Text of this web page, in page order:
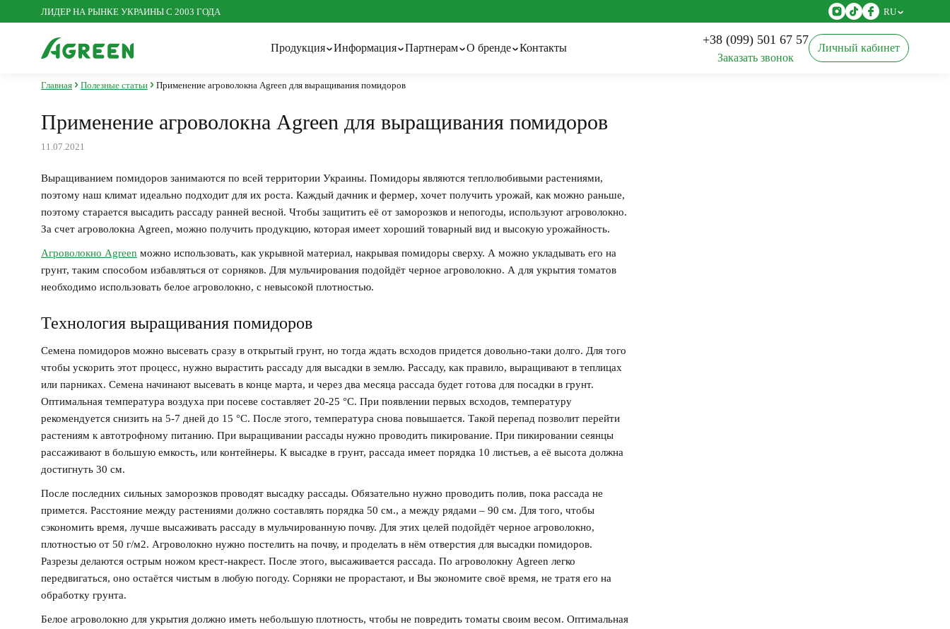
ЛИДЕР НА РЫНКЕ УКРАИНЫ С 2003 ГОДА RU
Продукция
Сетка пластиковая Сетка шпалерная Шпалерная проволока
Сезонные товары для сада и
Информация
Инновации и технологии
Полезные статьи и советы
Партнерам
Оптовым покупателям
О бренде Контакты
+38 (099) 501 67 57
Заказать звонок
Личный кабинет
Главная Полезные статьи Применение агроволокна Agreen для выращивания помидоров
Применение агроволокна Agreen для выращивания помидоров
11.07.2021
Выращиванием помидоров занимаются по всей территории Украины. Помидоры являются теплолюбивыми растениями,
поэтому наш климат идеально подходит для их роста. Каждый дачник и фермер, хочет получить урожай, как можно раньше,
поэтому старается высадить рассаду ранней весной. Чтобы защитить её от заморозков и непогоды, используют агроволокно.
За счет агроволокна Agreen, можно получить продукцию, которая имеет хороший товарный вид и высокую урожайность.
Агроволокно Agreen можно использовать, как укрывной материал, накрывая помидоры сверху. А можно укладывать его на
грунт, таким способом избавляться от сорняков. Для мульчирования подойдёт черное агроволокно. А для укрытия томатов
необходимо использовать белое агроволокно, с невысокой плотностью.
Технология выращивания помидоров
Семена помидоров можно высевать сразу в открытый грунт, но тогда ждать всходов придется довольно-таки долго. Для того
чтобы ускорить этот процесс, нужно вырастить рассаду для высадки в землю. Рассаду, как правило, выращивают в теплицах
или парниках. Семена начинают высевать в конце марта, и через два месяца рассада будет готова для посадки в грунт.
Оптимальная температура воздуха при посеве составляет 20-25 °С. При появлении первых всходов, температуру
рекомендуется снизить на 5-7 дней до 15 °С. После этого, температура снова повышается. Такой перепад позволит перейти
растениям к автотрофному питанию. При выращивании рассады нужно проводить пикирование. При пикировании сеянцы
рассаживают в большую емкость, или контейнеры. К высадке в грунт, рассада имеет порядка 10 листьев, а её высота должна
достигнуть 30 см.
После последних сильных заморозков проводят высадку рассады. Обязательно нужно проводить полив, пока рассада не
примется. Расстояние между растениями должно составлять порядка 50 см., а между рядами – 90 см. Для того, чтобы
сэкономить время, лучше высаживать рассаду в мульчированную почву. Для этих целей подойдёт черное агроволокно,
плотностью от 50 г/м2. Агроволокно нужно постелить на почву, и проделать в нём отверстия для высадки помидоров.
Разрезы делаются острым ножом крест-накрест. После этого, высаживается рассада. По агроволокну Agreen легко
передвигаться, оно остаётся чистым в любую погоду. Сорняки не прорастают, и Вы экономите своё время, не тратя его на
обработку грунта.
Белое агроволокно для укрытия должно иметь небольшую плотность, чтобы не повредить томаты своим весом. Оптимальная